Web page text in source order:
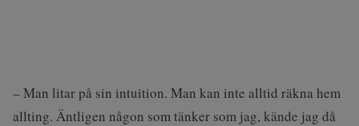
– Man litar på sin intuition. Man kan inte alltid räkna hem
allting. Äntligen någon som tänker som jag, kände jag då